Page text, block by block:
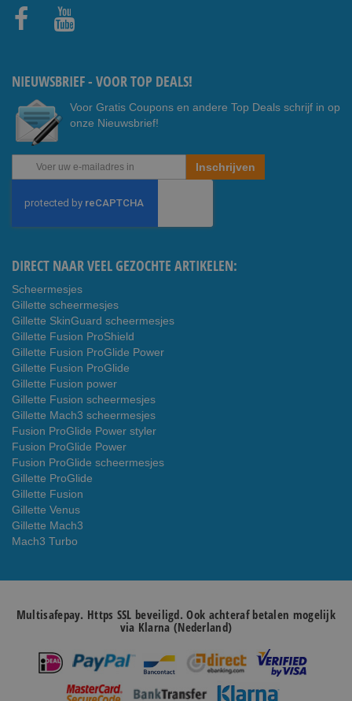
NIEUWSBRIEF - VOOR TOP DEALS!
Voor Gratis Coupons en andere Top Deals schrijf in op
onze Nieuwsbrief!
Abonneer
u
onze
nieuwsbrief
Inschrijven
DIRECT NAAR VEEL GEZOCHTE ARTIKELEN:
Scheermesjes
Gillette scheermesjes
Gillette SkinGuard scheermesjes
Gillette Fusion ProShield
Gillette Fusion ProGlide Power
Gillette Fusion ProGlide
Gillette Fusion power
Gillette Fusion scheermesjes
Gillette Mach3 scheermesjes
Fusion ProGlide Power styler
Fusion ProGlide Power
Fusion ProGlide scheermesjes
Gillette ProGlide
Gillette Fusion
Gillette Venus
Gillette Mach3
Mach3 Turbo
Multisafepay. Https SSL beveiligd. Ook achteraf betalen mogelijk
via Klarna (Nederland)